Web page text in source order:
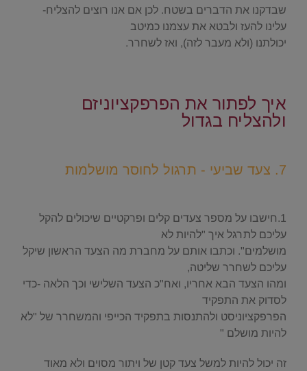
שבדקנו את הדברים בשטח. לכן אם אנו רוצים להצליח-
עלינו להעז ולבטא את עצמנו כמיטב
יכולתנו (ולא מעבר לזה), ואז לשחרר.
איך לפתור את הפרפקציוניזם
ולהצליח בגדול
7. צעד שביעי - תרגול לחוסר מושלמות
1.חישבו על מספר צעדים קלים ופרקטיים שיכולים להקל
עליכם לתרגל איך "להיות לא
מושלמים". וכתבו אותם על מחברת מה הצעד הראשון שיקל
עליכם לשחרר שליטה,
ומהו הצעד הבא אחריו, ואח"כ הצעד השלישי וכך הלאה -כדי
לסדוק את התפקיד
הפרפקציוניסט ולהתנסות בתפקיד הכייפי והמשחרר של "לא
להיות מושלם "
זה יכול להיות למשל צעד קטן של ויתור מסוים ולא מאוד